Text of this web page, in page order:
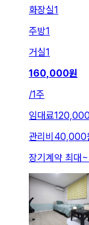
화장실1
주방1
거실1
160,000원
/1주
임대료
관리비 40,000
장기계약 최대~